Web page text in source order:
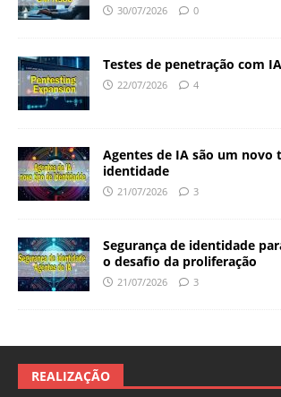
30/07/2026 0
Testes de penetração com
22/07/2026 4
Agentes de IA são um novo
identidade
21/07/2026 3
Segurança de identidade
o desafio da proliferação
21/07/2026 3
REALIZAÇÃO